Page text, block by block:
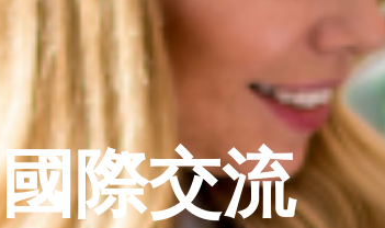
國際交流